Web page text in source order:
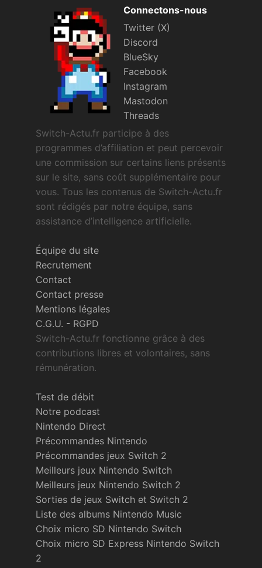
Connectons-nous
Twitter (X)
Discord
BlueSky
Facebook
Instagram
Mastodon
Threads
Switch-Actu.fr participe à des
programmes d’affiliation et peut percevoir
une commission sur certains liens présents
sur le site, sans coût supplémentaire pour
vous. Tous les contenus de Switch-Actu.fr
sont rédigés par notre équipe, sans
assistance d’intelligence artificielle.
Équipe du site
Recrutement
Contact
Contact presse
Mentions légales
C.G.U. - RGPD
Switch-Actu.fr fonctionne grâce à des
contributions libres et volontaires, sans
rémunération.
Test de débit
Notre podcast
Nintendo Direct
Précommandes Nintendo
Précommandes jeux Switch 2
Meilleurs jeux Nintendo Switch
Meilleurs jeux Nintendo Switch 2
Sorties de jeux Switch et Switch 2
Liste des albums Nintendo Music
Choix micro SD Nintendo Switch
Choix micro SD Express Nintendo Switch
2